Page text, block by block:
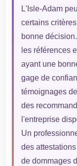
L'Isle-Adam
certains
bonne
les références
ayant une
gage de
témoignages
des
l'entreprise
Un
des
de dommages